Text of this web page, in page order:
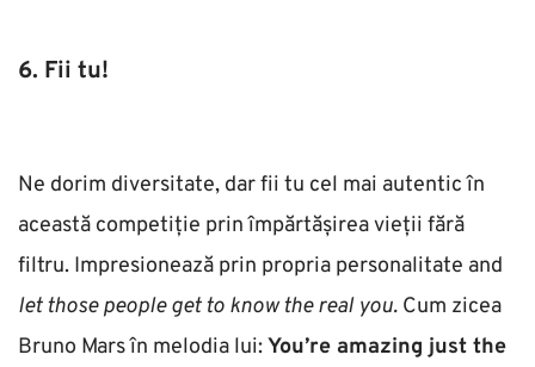
6. Fii tu!
Ne dorim diversitate, dar fii tu cel mai autentic în
această competiție prin împărtășirea vieții fără
let those people get to know the real you. Cum zicea
Bruno Mars în melodia lui: You’re amazing just the